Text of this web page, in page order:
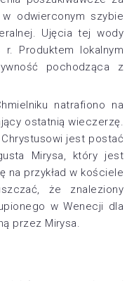
odwierconym szybie
Ujęcia tej wody
Produktem lokalnym
pochodząca z
natrafiono na
ostatnią wieczerzę.
jest postać
Mirysa, który jest
na przykład w kościele
że znaleziony
w Wenecji dla
przez Mirysa.